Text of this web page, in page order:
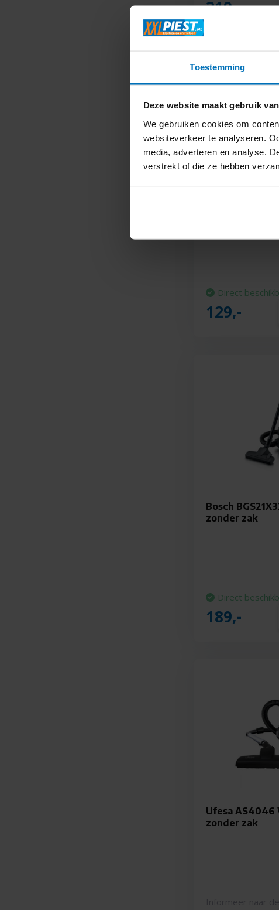
Toestemming
Deze website maakt gebruik
We gebruiken cookies om
websiteverkeer te analyseren.
media, adverteren en analyse.
verstrekt of die ze hebben
219,-
Direct
129,-
Bosch
zonder zak
Direct
189,-
Ufesa
zonder zak